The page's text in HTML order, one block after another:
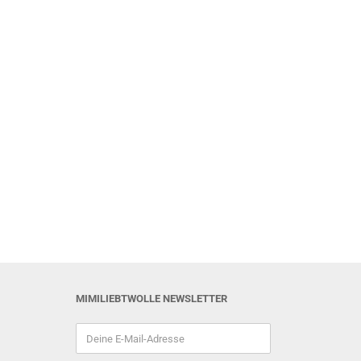
MIMILIEBTWOLLE NEWSLETTER